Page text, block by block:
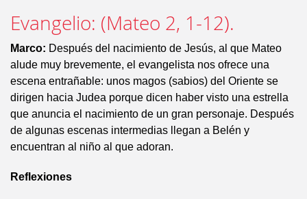
Evangelio: (Mateo 2, 1-12).
Marco: Después del nacimiento de Jesús, al que Mateo
alude muy brevemente, el evangelista nos ofrece una
escena entrañable: unos magos (sabios) del Oriente se
dirigen hacia Judea porque dicen haber visto una estrella
que anuncia el nacimiento de un gran personaje. Después
de algunas escenas intermedias llegan a Belén y
encuentran al niño al que adoran.
Reflexiones